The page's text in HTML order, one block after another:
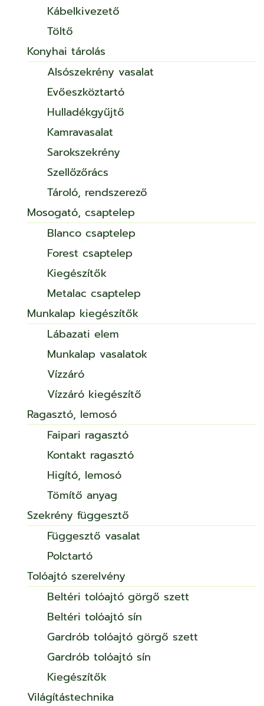
Kábelkivezető
Töltő
Konyhai tárolás
Alsószekrény vasalat
Evőeszköztartó
Hulladékgyűjtő
Kamravasalat
Sarokszekrény
Szellőzőrács
Tároló, rendszerező
Mosogató, csaptelep
Blanco csaptelep
Forest csaptelep
Kiegészítők
Metalac csaptelep
Munkalap kiegészítők
Lábazati elem
Munkalap vasalatok
Vízzáró
Vízzáró kiegészítő
Ragasztó, lemosó
Faipari ragasztó
Kontakt ragasztó
Higító, lemosó
Tömítő anyag
Szekrény függesztő
Függesztő vasalat
Polctartó
Tolóajtó szerelvény
Beltéri tolóajtó görgő szett
Beltéri tolóajtó sín
Gardrób tolóajtó görgő szett
Gardrób tolóajtó sín
Kiegészítők
Világítástechnika